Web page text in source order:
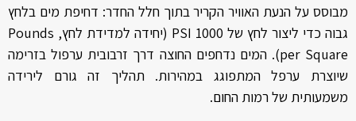
מבוסס על הנעת האוויר הקריר בתוך חלל החדר: דחיפת מים בלחץ
גבוה כדי ליצור לחץ של 1000 PSI (יחידה למדידת לחץ, Pounds
per Square). המים נדחפים החוצה דרך זרבובית ערפול בזרימה
שיוצרת ערפל המתפוגג במהירות. תהליך זה גורם לירידה
משמעותית של רמות החום.